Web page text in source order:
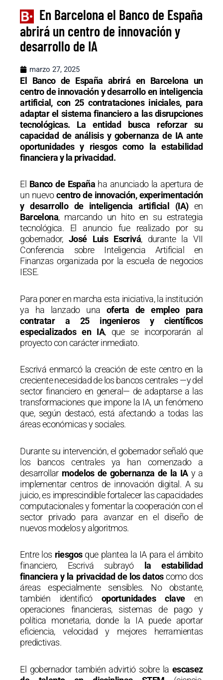
En Barcelona el Banco de España
abrirá un centro de innovación y
desarrollo de IA
marzo 27, 2025
El Banco de España abrirá en Barcelona un
centro de innovación y desarrollo en inteligencia
artificial, con 25 contrataciones iniciales, para
adaptar el sistema financiero a las disrupciones
tecnológicas. La entidad busca reforzar su
capacidad de análisis y gobernanza de IA ante
oportunidades y riesgos como la estabilidad
financiera y la privacidad.
El Banco de Españaha anunciado la apertura de
un nuevocentro de innovación, experimentación
y desarrollo de inteligencia artificial (IA)en
Barcelona, marcando un hito en su estrategia
tecnológica. El anuncio fue realizado por su
gobernador, José Luis Escrivá, durante la VII
Conferencia sobre Inteligencia Artificial en
Finanzas organizada por la escuela de negocios
IESE.
Para poner en marcha esta iniciativa, la institución
ya ha lanzado una oferta de empleo para
contratar a 25 ingenieros y científicos
especializados en IA, que se incorporarán al
proyecto con carácter inmediato.
Escrivá enmarcó la creación de este centro en la
creciente necesidad de los bancos centrales —y del
sector financiero en general— de adaptarse a las
transformaciones que impone la IA, un fenómeno
que, según destacó, está afectando a todas las
áreas económicas y sociales.
Durante su intervención, el gobernador señaló que
los bancos centrales ya han comenzado a
desarrollar modelos de gobernanza de la IAy a
implementar centros de innovación digital. A su
juicio, es imprescindible fortalecer las capacidades
computacionales y fomentar la cooperación con el
sector privado para avanzar en el diseño de
nuevos modelos y algoritmos.
Entre los riesgosque plantea la IA para el ámbito
financiero, Escrivá subrayó
la estabilidad
financiera y la privacidad de los datoscomo dos
áreas especialmente sensibles. No obstante,
también identificó oportunidades claveen
operaciones financieras, sistemas de pago y
política monetaria, donde la IA puede aportar
eficiencia, velocidad y mejores herramientas
predictivas.
El gobernador también advirtió sobre la escasez